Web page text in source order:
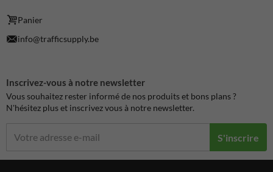
Panier
info@trafficsupply.be
Inscrivez-vous à notre newsletter
Vous souhaitez rester informé de nos produits et bons plans ?
N'hésitez plus et inscrivez vous à notre newsletter.
S'inscrire